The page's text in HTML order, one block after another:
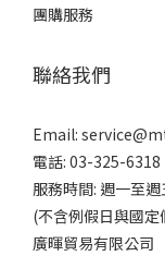
團購服務
聯絡我們
Email:
電話: 03-325-6318
服務時間: 週一至
(不含例假日與國定
廣暉貿易有限公司